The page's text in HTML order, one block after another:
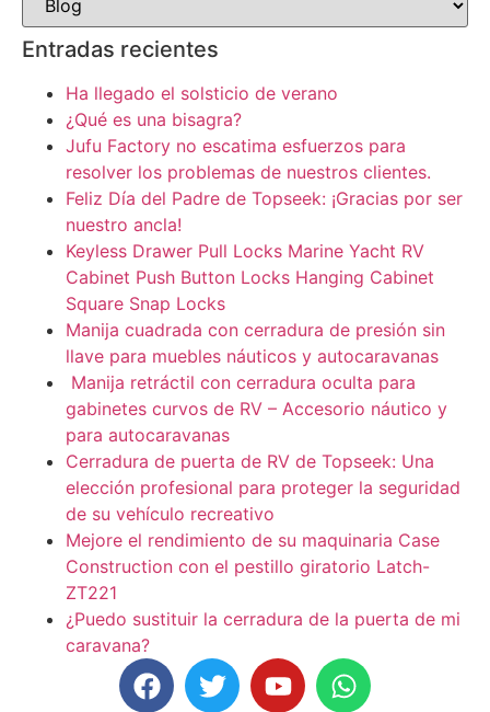
Entradas recientes
Ha llegado el solsticio de verano
¿Qué es una bisagra?
Jufu Factory no escatima esfuerzos para
resolver los problemas de nuestros clientes.
Feliz Día del Padre de Topseek: ¡Gracias por ser
nuestro ancla!
Keyless Drawer Pull Locks Marine Yacht RV
Cabinet Push Button Locks Hanging Cabinet
Square Snap Locks
Manija cuadrada con cerradura de presión sin
llave para muebles náuticos y autocaravanas
Manija retráctil con cerradura oculta para
gabinetes curvos de RV – Accesorio náutico y
para autocaravanas
Cerradura de puerta de RV de Topseek: Una
elección profesional para proteger la seguridad
de su vehículo recreativo
Mejore el rendimiento de su maquinaria Case
Construction con el pestillo giratorio Latch-
ZT221
¿Puedo sustituir la cerradura de la puerta de mi
caravana?